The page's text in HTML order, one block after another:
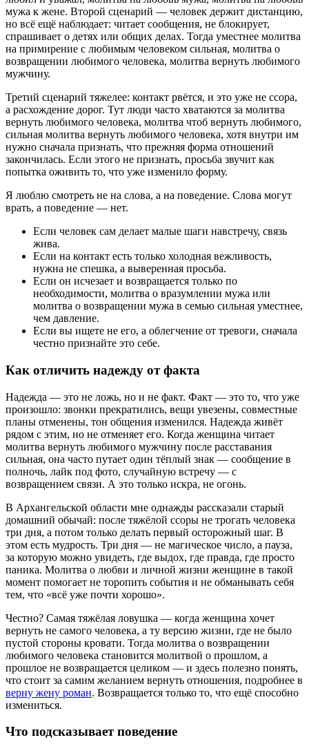
мужа к жене. Второй сценарий — человек держит дистанцию,
но всё ещё наблюдает: читает сообщения, не блокирует,
спрашивает о детях или общих делах. Тогда уместнее молитва
на примирение с любимым человеком сильная, молитва о
возвращении любимого человека, молитва вернуть любимого
мужчину.
Третий сценарий тяжелее: контакт рвётся, и это уже не ссора,
а расхождение дорог. Тут люди часто хватаются за молитва
вернуть любимого человека, молитва чтоб вернуть любимого,
сильная молитва вернуть любимого человека, хотя внутри им
нужно сначала признать, что прежняя форма отношений
закончилась. Если этого не признать, просьба звучит как
попытка оживить то, что уже изменило форму.
Я люблю смотреть не на слова, а на поведение. Слова могут
врать, а поведение — нет.
Если человек сам делает малые шаги навстречу, связь
жива.
Если на контакт есть только холодная вежливость,
нужна не спешка, а выверенная просьба.
Если он исчезает и возвращается только по
необходимости, молитва о вразумлении мужа или
молитва о возвращении мужа в семью сильная уместнее,
чем давление.
Если вы ищете не его, а облегчение от тревоги, сначала
честно признайте это себе.
Как отличить надежду от факта
Надежда — это не ложь, но и не факт. Факт — это то, что уже
произошло: звонки прекратились, вещи увезены, совместные
планы отменены, тон общения изменился. Надежда живёт
рядом с этим, но не отменяет его. Когда женщина читает
молитва вернуть любимого мужчину после расставания
сильная, она часто путает один тёплый знак — сообщение в
полночь, лайк под фото, случайную встречу — с
возвращением связи. А это только искра, не огонь.
В Архангельской области мне однажды рассказали старый
домашний обычай: после тяжёлой ссоры не трогать человека
три дня, а потом только делать первый осторожный шаг. В
этом есть мудрость. Три дня — не магическое число, а пауза,
за которую можно увидеть, где выдох, где правда, где просто
паника. Молитва о любви и личной жизни женщине в такой
момент помогает не торопить события и не обманывать себя
тем, что «всё уже почти хорошо».
Честно? Самая тяжёлая ловушка — когда женщина хочет
вернуть не самого человека, а ту версию жизни, где не было
пустой стороны кровати. Тогда молитва о возвращении
любимого человека становится молитвой о прошлом, а
прошлое не возвращается целиком — и здесь полезно понять,
что стоит за самим желанием вернуть отношения, подробнее в
верну жену роман. Возвращается только то, что ещё способно
измениться.
Что подсказывает поведение